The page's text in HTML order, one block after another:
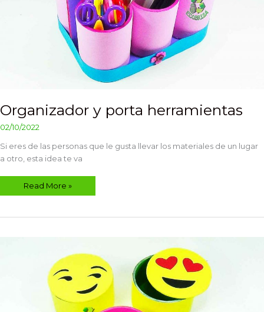
Organizador y porta herramientas
02/10/2022
Si eres de las personas que le gusta llevar los materiales de un lugar
a otro, esta idea te va
Read More »
cartón
grueso